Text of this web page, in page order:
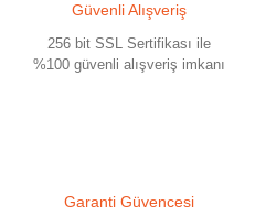
Ürün açıklamasında eksik bilgiler
Ürün bilgilerinde hatalar bulunuyor.
Güvenli Alışveriş
256 bit SSL Sertifikası ile
%100 güvenli alışveriş imkanı
Garanti Güvencesi